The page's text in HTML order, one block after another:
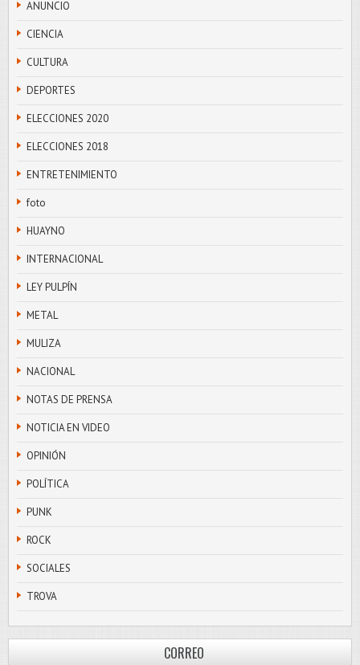
ANUNCIO
CIENCIA
CULTURA
DEPORTES
ELECCIONES 2020
ELECCIONES 2018
ENTRETENIMIENTO
foto
HUAYNO
INTERNACIONAL
LEY PULPÍN
METAL
MULIZA
NACIONAL
NOTAS DE PRENSA
NOTICIA EN VIDEO
OPINIÓN
POLÍTICA
PUNK
ROCK
SOCIALES
TROVA
CORREO